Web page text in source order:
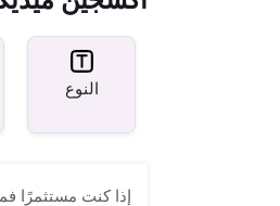
النوع
إذا كنت مستثمرًا